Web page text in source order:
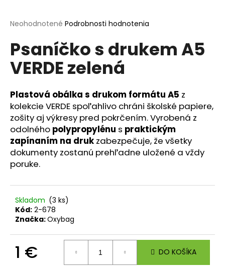
Priemerné
produktu
je
0,0
z
hviezdičiek.
Neohodnotené Podrobnosti hodnotenia
Psaníčko s drukem A5
VERDE zelená
Plastová obálka s drukom formátu A5 z
kolekcie VERDE spoľahlivo chráni školské papiere,
zošity aj výkresy pred pokrčením. Vyrobená z
odolného polypropylénu s praktickým
zapínaním na druk zabezpečuje, že všetky
dokumenty zostanú prehľadne uložené a vždy
poruke.
Skladom (3 ks)
Kód: 2-678
Značka:Oxybag
1 € DO KOŠÍKA
j
s
ť
?
HĽADAŤ
O
d
p
ú
a
m